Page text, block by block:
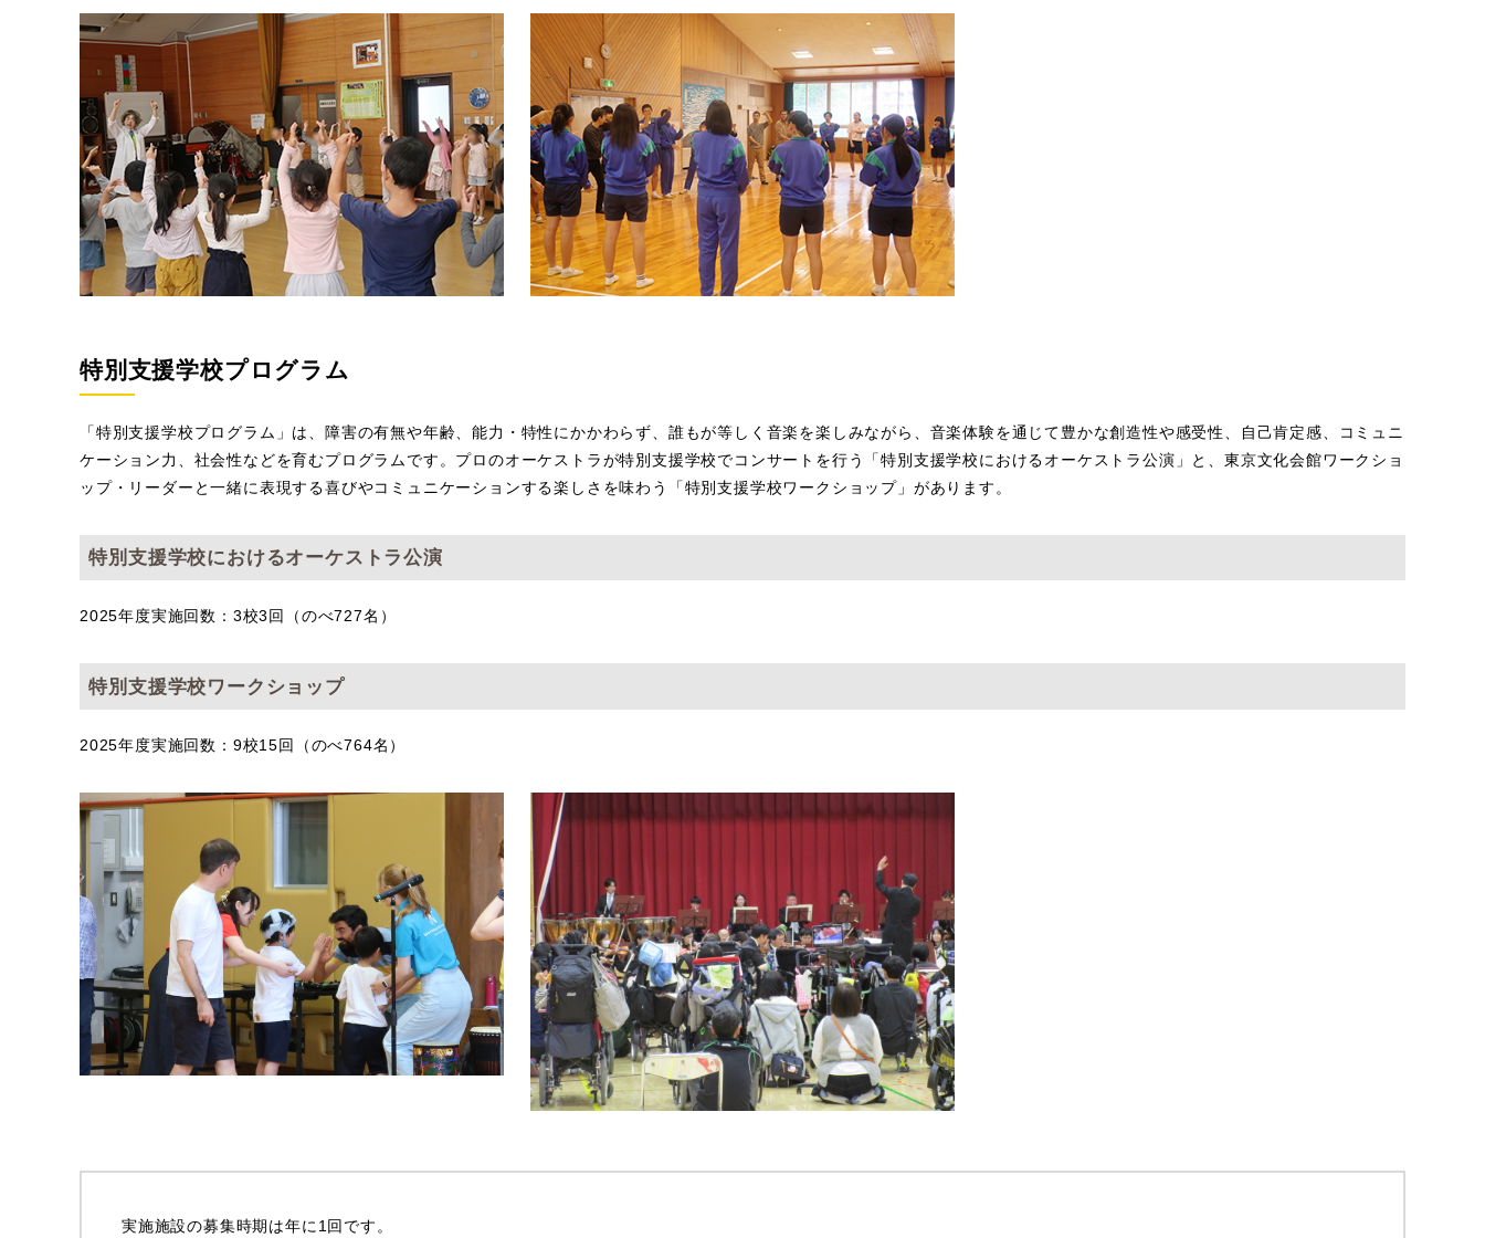
特別支援学校プログラム
「特別支援学校プログラム」は、障害の有無や年齢、能力・特性にかかわらず、誰もが等しく音楽を楽しみながら、音楽体験を通じて豊かな創造性や感受性、自己肯定感、コミュニ
ケーション力、社会性などを育むプログラムです。プロのオーケストラが特別支援学校でコンサートを行う「特別支援学校におけるオーケストラ公演」と、東京文化会館ワークショ
ップ・リーダーと一緒に表現する喜びやコミュニケーションする楽しさを味わう「特別支援学校ワークショップ」があります。
特別支援学校におけるオーケストラ公演
2025年度実施回数：3校3回（のべ727名）
特別支援学校ワークショップ
2025年度実施回数：9校15回（のべ764名）
実施施設の募集時期は年に1回です。